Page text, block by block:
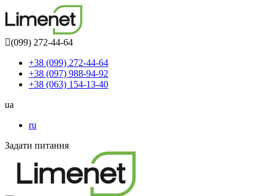
(099) 272-44-64
+38 (099) 272-44-64
+38 (097) 988-94-92
+38 (063) 154-13-40
ua
ru
Задати питання